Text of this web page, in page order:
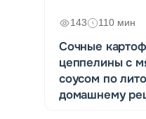
143 110 мин
Сочные
цеппелины с
соусом по
домашнему